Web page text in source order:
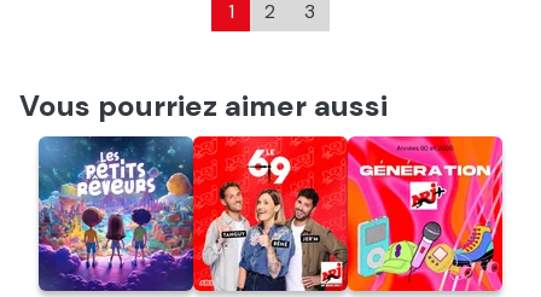
1 2 3
Vous pourriez aimer aussi